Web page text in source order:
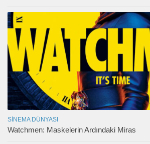
SINEMA DÜNYASI
Watchmen: Maskelerin Ardındaki Miras